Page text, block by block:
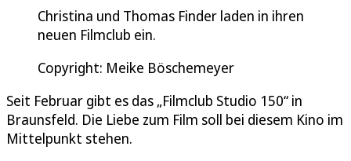
Christina und Thomas Finder laden in ihren
neuen Filmclub ein.
Copyright: Meike Böschemeyer
Seit Februar gibt es das „Filmclub Studio 150“ in
Braunsfeld. Die Liebe zum Film soll bei diesem Kino im
Mittelpunkt stehen.